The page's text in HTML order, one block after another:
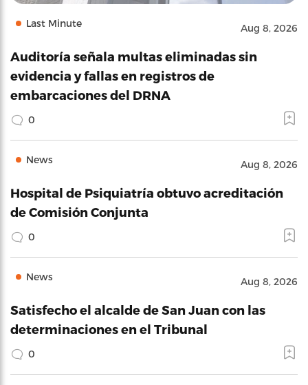
Last Minute Aug 8, 2026
Auditoría señala multas eliminadas sin
evidencia y fallas en registros de
embarcaciones del DRNA
0
News Aug 8, 2026
Hospital de Psiquiatría obtuvo acreditación
de Comisión Conjunta
0
News Aug 8, 2026
Satisfecho el alcalde de San Juan con las
determinaciones en el Tribunal
0